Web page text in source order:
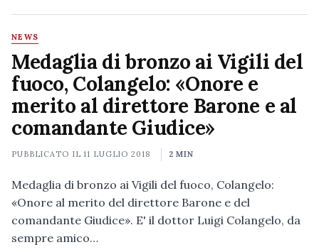
NEWS
Medaglia di bronzo ai Vigili del
fuoco, Colangelo: «Onore e
merito al direttore Barone e al
comandante Giudice»
PUBBLICATO IL11 LUGLIO 2018 2 MIN
Medaglia di bronzo ai Vigili del fuoco, Colangelo:
«Onore al merito del direttore Barone e del
comandante Giudice». E' il dottor Luigi Colangelo, da
sempre amico…